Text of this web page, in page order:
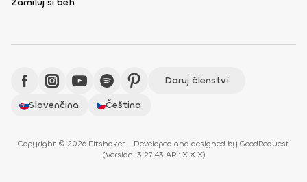
Zamiluj si beh
Daruj členství
Slovenčina
Čeština
Copyright © 2026 Fitshaker - Developed and designed by GoodRequest
(Version: 3.27.43 API: X.X.X)